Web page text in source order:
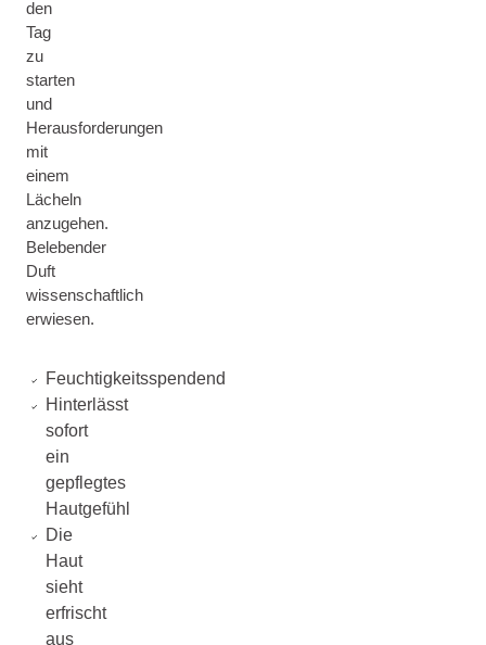
den
Tag
zu
starten
und
Herausforderungen
mit
einem
Lächeln
anzugehen.
Belebender
Duft
wissenschaftlich
erwiesen.
Feuchtigkeitsspendend
Hinterlässt
sofort
ein
gepflegtes
Hautgefühl
Die
Haut
sieht
erfrischt
aus